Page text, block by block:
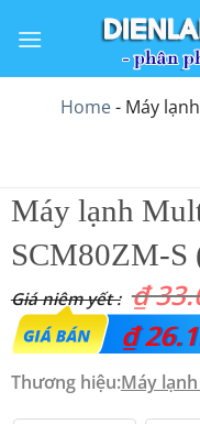
qua
Home- Máy
Máy lạnh
SCM80ZM-S
₫
Giá
gốc
₫
Thương hiệu:Máy